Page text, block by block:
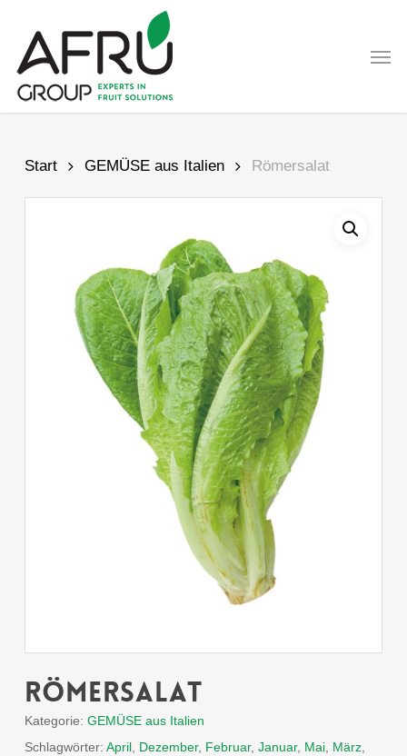
main
content
Start GEMÜSE aus Italien Römersalat
Römersalat
Kategorie: GEMÜSE aus Italien
Schlagwörter: April, Dezember, Februar, Januar, Mai, März,